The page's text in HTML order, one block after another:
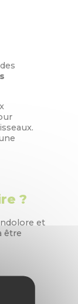
?
et
être